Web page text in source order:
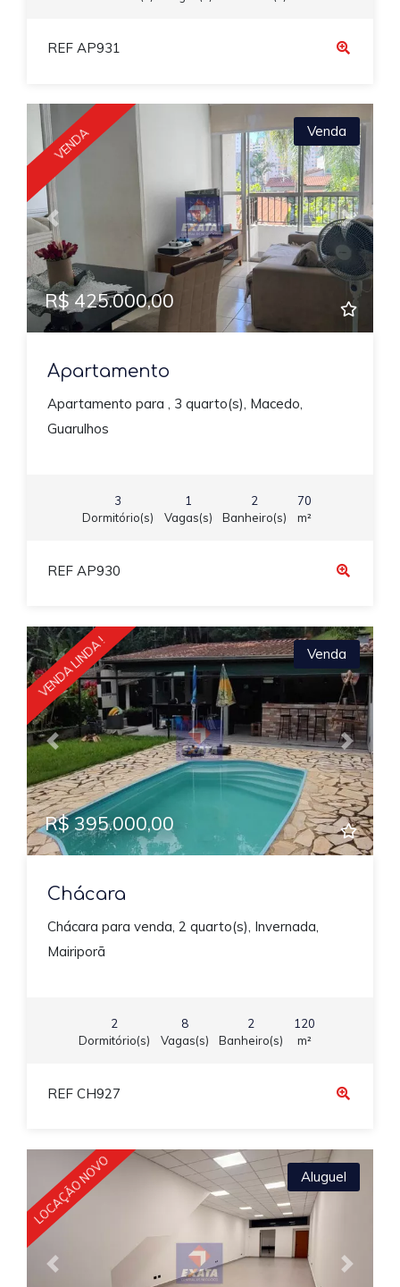
REF AP931
Previous Next
VENDA Venda
R$ 425.000,00
Apartamento
Apartamento para , 3 quarto(s), Macedo,
Guarulhos
3
Dormitório(s)
1
Vagas(s)
2
Banheiro(s)
70
m²
REF AP930
Previous Next
VENDA LINDA ! Venda
R$ 395.000,00
Chácara
Chácara para venda, 2 quarto(s), Invernada,
Mairiporã
2
Dormitório(s)
8
Vagas(s)
2
Banheiro(s)
120
m²
REF CH927
Previous Next
LOCAÇÃO NOVO Aluguel